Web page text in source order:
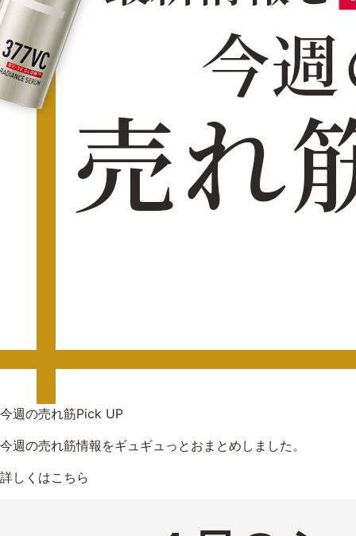
今週の売れ筋Pick UP
今週の売れ筋情報をギュギュっとおまとめしました。
詳しくはこちら